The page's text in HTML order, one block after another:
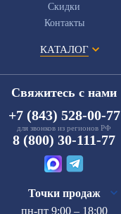
Скидки
Контакты
КАТАЛОГ
Свяжитесь с нами
+7 (843) 528-00-77
для звонков из регионов РФ
8 (800) 30-111-77
Точки продаж
пн-пт 9:00 – 18:00